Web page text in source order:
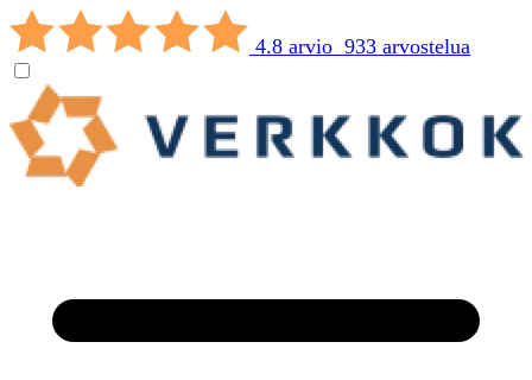
4.8 arvio 933 arvostelua